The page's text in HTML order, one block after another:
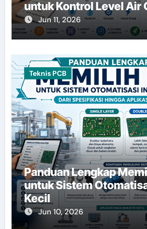
untuk Kontrol Level Air
Jun 11, 2026
Teknis PCB
Panduan Lengkap
untuk Sistem
Kecil
Jun 10, 2026